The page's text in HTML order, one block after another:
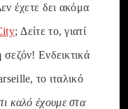
έχετε δει ακόμα
; Δείτε το, γιατί
Ενδεικτικά
το ιταλικό
καλό έχουμε στα